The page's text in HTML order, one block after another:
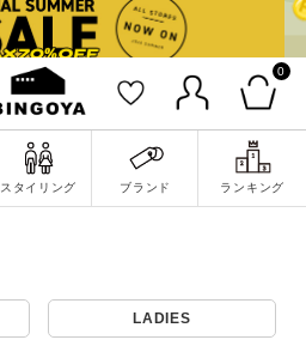
0
スタイリング ブランド ランキング
詳細検索
LADIES